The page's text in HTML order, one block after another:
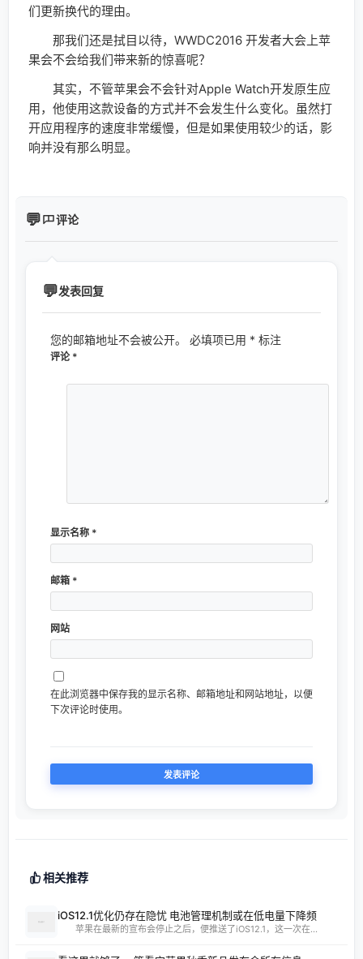
们更新换代的理由。
那我们还是拭目以待，WWDC2016 开发者大会上苹
果会不会给我们带来新的惊喜呢？
其实，不管苹果会不会针对Apple Watch开发原生应
用，他使用这款设备的方式并不会发生什么变化。虽然打
开应用程序的速度非常缓慢，但是如果使用较少的话，影
响并没有那么明显。
评论
发表回复
您的邮箱地址不会被公开。 必填项已用 * 标注
评论 *
显示名称 *
邮箱 *
网站
在此浏览器中保存我的显示名称、邮箱地址和网站地址，以便
下次评论时使用。
相关推荐
iOS12.1优化仍存在隐忧 电池管理机制或在低电量下降频
苹果在最新的宣布会停止之后，便推送了iOS12.1，这一次在...